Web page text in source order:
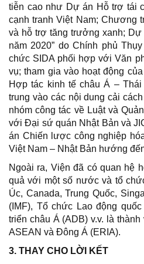
tiễn cao như Dự án Hỗ trợ tái
cạnh tranh Việt Nam; Chương
và hỗ trợ tăng trưởng xanh; Dự
năm 2020” do Chính phủ
chức SIDA phối hợp với Văn
vụ; tham gia vào hoạt động
Hợp tác kinh tế châu Á –
trung vào các nội dung cải
nhóm công tác về Luật và
với Đại sứ quán Nhật Bản và
án Chiến lược công nghiệp
Việt Nam – Nhật Bản hướng
Ngoài ra, Viện đã có quan hệ
quả với một số nước và tổ
Úc, Canada, Trung Quốc,
(IMF), Tổ chức Lao động
triển châu Á (ADB) v.v. là
ASEAN và Đông Á (ERIA).
3. THAY CHO LỜI KẾT